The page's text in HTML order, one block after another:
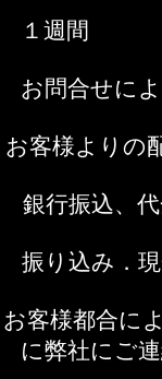
間
よりメ
の配達指
金引換
金書留
返品は原
送料着